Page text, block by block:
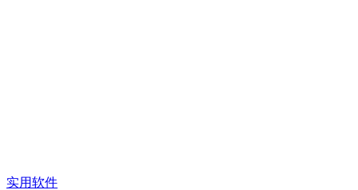
实用软件